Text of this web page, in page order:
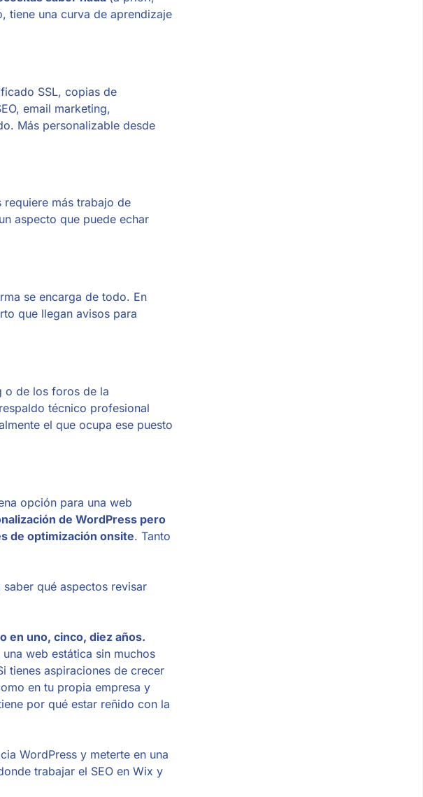
tiene una curva de aprendizaje
SSL, copias de
email marketing,
Más personalizable desde
requiere más trabajo de
aspecto que puede echar
se encarga de todo. En
que llegan avisos para
o de los foros de la
técnico profesional
el que ocupa ese puesto
opción para una web
de WordPress pero
de optimización onsite. Tanto
qué aspectos revisar
en uno, cinco, diez años.
web estática sin muchos
tienes aspiraciones de crecer
en tu propia empresa y
por qué estar reñido con la
WordPress y meterte en una
trabajar el SEO en Wix y